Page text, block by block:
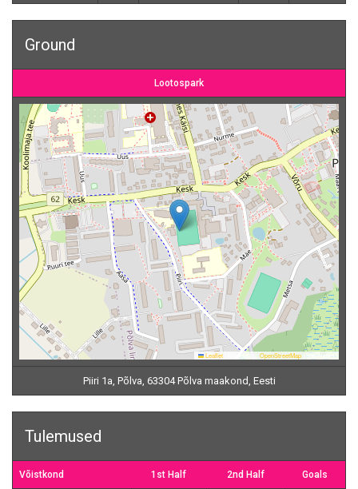
Ground
Lootospark
Leaflet Map data © OpenStreetMap contributors
Piiri 1a, Põlva, 63304 Põlva maakond, Eesti
Tulemused
Võistkond 1st Half 2nd Half Goals